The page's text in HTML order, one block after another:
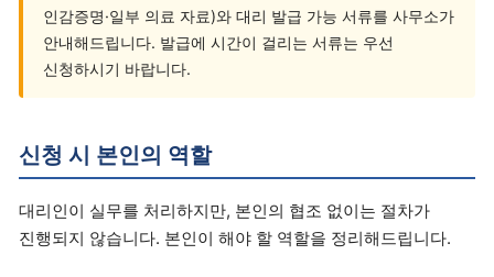
인감증명·일부 의료 자료)와 대리 발급 가능 서류를 사무소가
안내해드립니다. 발급에 시간이 걸리는 서류는 우선
신청하시기 바랍니다.
신청 시 본인의 역할
대리인이 실무를 처리하지만, 본인의 협조 없이는 절차가
진행되지 않습니다. 본인이 해야 할 역할을 정리해드립니다.